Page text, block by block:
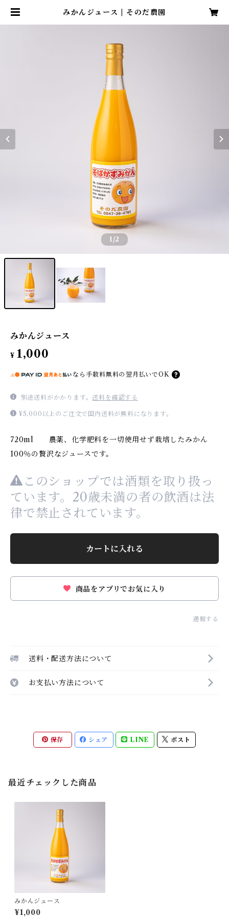
みかんジュース | そのだ農園
1 /2
みかんジュース
¥ 1,000
なら 手数料無料の 翌月払いでOK
別途送料がかかります。送料を確認する
¥5,000以上のご注文で国内送料が無料になります。
720ml 農薬、化学肥料を一切使用せず栽培したみかん
100％の贅沢なジュースです。
このショップでは酒類を取り扱っ
ています。20歳未満の者の飲酒は法
律で禁止されています。
カートに入れる
商品をアプリでお気に入り
通報する
送料・配送方法について
お支払い方法について
保存 シェア LINE ポスト
最近チェックした商品
みかんジュース
¥1,000